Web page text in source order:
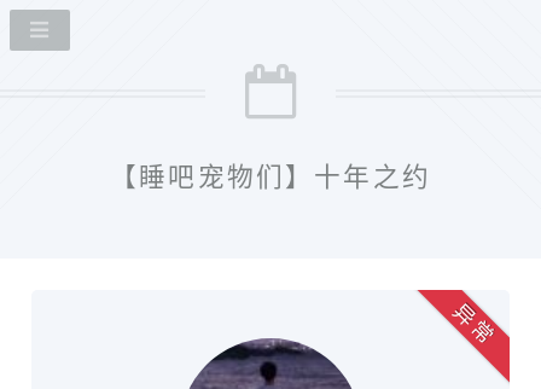
【睡吧宠物们】十年之约
异 常